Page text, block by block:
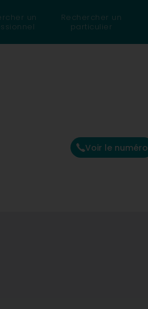
un
Rechercher un
particulier
Voir le numéro